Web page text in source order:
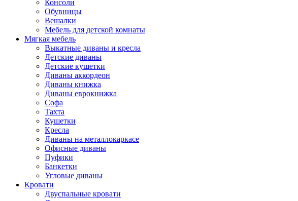
Консоли
Обувницы
Вешалки
Мебель для детской комнаты
Мягкая мебель
Выкатные диваны и кресла
Детские диваны
Детские кушетки
Диваны аккордеон
Диваны книжка
Диваны еврокнижка
Софа
Тахта
Кушетки
Кресла
Диваны на металлокаркасе
Офисные диваны
Пуфики
Банкетки
Угловые диваны
Кровати
Двуспальные кровати